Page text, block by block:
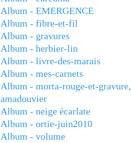
Album - EMERGENCE
Album - fibre-et-fil
Album - gravures
Album - herbier-lin
Album - livre-des-marais
Album - mes-carnets
Album - morta-rouge-et-gravure,
amadouvier
Album - neige écarlate
Album - ortie-juin2010
Album - volume